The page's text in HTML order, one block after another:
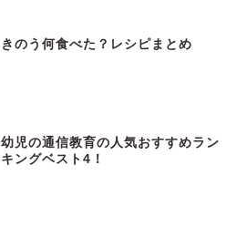
きのう何食べた？レシピまとめ
幼児の通信教育の人気おすすめラン
キングベスト4！